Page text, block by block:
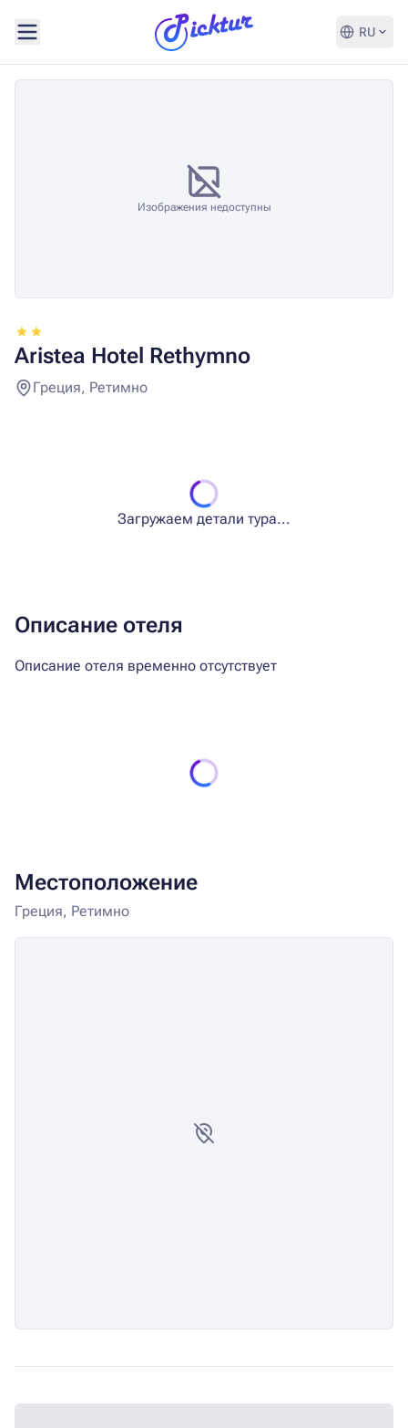
RU
Изображения недоступны
Aristea Hotel Rethymno
Греция, Ретимно
Загружаем детали тура...
Описание отеля
Описание отеля временно отсутствует
Местоположение
Греция, Ретимно